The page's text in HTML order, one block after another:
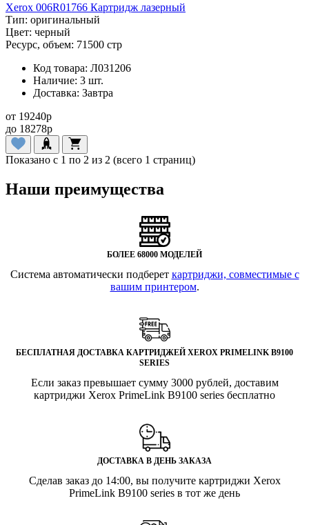
Xerox 006R01766 Картридж лазерный
Тип: оригинальный
Цвет: черный
Ресурс, объем: 71500 стр
Код товара: Л031206
Наличие: 3 шт.
Доставка: Завтра
от 19240p
до 18278p
Показано с 1 по 2 из 2 (всего 1 страниц)
Наши преимущества
БОЛЕЕ 68000 МОДЕЛЕЙ
Система автоматически подберет картриджи, совместимые с
вашим принтером.
БЕСПЛАТНАЯ ДОСТАВКА КАРТРИДЖЕЙ XEROX PRIMELINK B9100
SERIES
Если заказ превышает сумму 3000 рублей, доставим
картриджи Xerox PrimeLink B9100 series бесплатно
ДОСТАВКА В ДЕНЬ ЗАКАЗА
Сделав заказ до 14:00, вы получите картриджи Xerox
PrimeLink B9100 series в тот же день